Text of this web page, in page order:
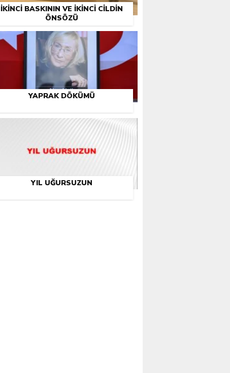
İKINCI BASKININ VE İKINCI CILDIN
ÖNSÖZÜ
YAPRAK DÖKÜMÜ
YIL UĞURSUZUN